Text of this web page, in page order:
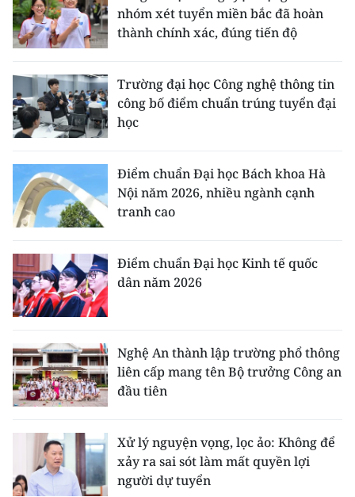
nhóm xét tuyển miền bắc đã hoàn
thành chính xác, đúng tiến độ
Trường đại học Công nghệ thông tin
công bố điểm chuẩn trúng tuyển đại
học
Điểm chuẩn Đại học Bách khoa Hà
Nội năm 2026, nhiều ngành cạnh
tranh cao
Điểm chuẩn Đại học Kinh tế quốc
dân năm 2026
Nghệ An thành lập trường phổ thông
liên cấp mang tên Bộ trưởng Công an
đầu tiên
Xử lý nguyện vọng, lọc ảo: Không để
xảy ra sai sót làm mất quyền lợi
người dự tuyển